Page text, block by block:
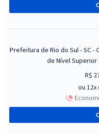
Prefeitura de Rio do Sul - SC -
de Nível Superior
R$
ou 12x